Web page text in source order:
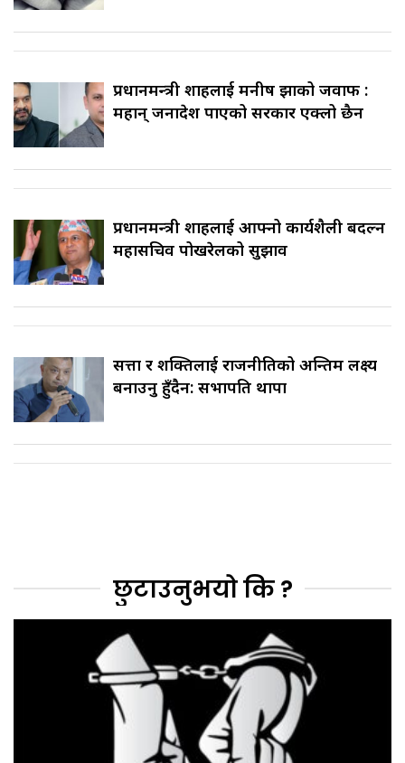
प्रधानमन्त्री शाहलाई मनीष झाको जवाफ :
महान् जनादेश पाएको सरकार एक्लो छैन
प्रधानमन्त्री शाहलाई आफ्नो कार्यशैली बदल्न
महासचिव पोखरेलको सुझाव
सत्ता र शक्तिलाई राजनीतिको अन्तिम लक्ष्य
बनाउनु हुँदैन: सभापति थापा
छुटाउनुभयो कि ?